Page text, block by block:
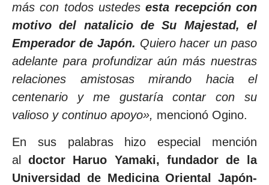
más con todos ustedes esta recepción con
motivo del natalicio de Su Majestad, el
Emperador de Japón. Quiero hacer un paso
adelante para profundizar aún más nuestras
relaciones amistosas mirando hacia el
centenario y me gustaría contar con su
valioso y continuo apoyo», mencionó Ogino.
En sus palabras hizo especial mención
al doctor Haruo Yamaki, fundador de la
Universidad de Medicina Oriental Japón-